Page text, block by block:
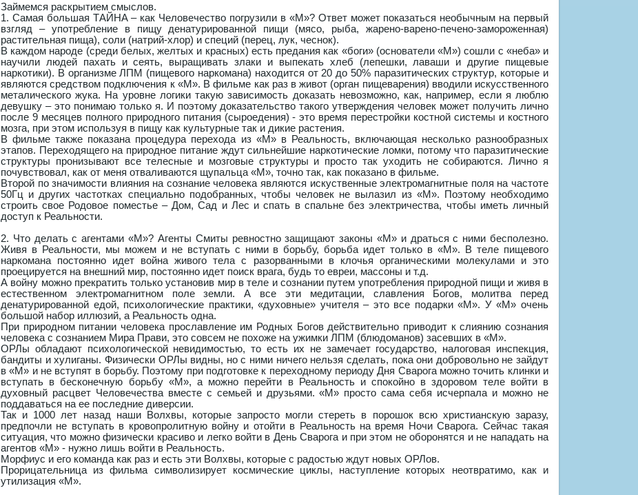
Займемся раскрытием смыслов.
1. Самая большая ТАЙНА – как Человечество погрузили в «М»? Ответ может показаться необычным на первый
взгляд – употребление в пищу денатурированной пищи (мясо, рыба, жарено-варено-печено-замороженная)
растительная пища), соли (натрий-хлор) и специй (перец, лук, чеснок).
В каждом народе (среди белых, желтых и красных) есть предания как «боги» (основатели «М») сошли с «неба» и
научили людей пахать и сеять, выращивать злаки и выпекать хлеб (лепешки, лаваши и другие пищевые
наркотики). В организме ЛПМ (пищевого наркомана) находится от 20 до 50% паразитических структур, которые и
являются средством подключения к «М». В фильме как раз в живот (орган пищеварения) вводили искусственного
металического жука. На уровне логики такую зависимость доказать невозможно, как, например, если я люблю
девушку – это понимаю только я. И поэтому доказательство такого утверждения человек может получить лично
после 9 месяцев полного природного питания (сыроедения) - это время перестройки костной системы и костного
мозга, при этом используя в пищу как культурные так и дикие растения.
В фильме также показана процедура перехода из «М» в Реальность, включающая несколько разнообразных
этапов. Переходящего на природное питание ждут сильнейшие наркотические ломки, потому что паразитические
структуры пронизывают все телесные и мозговые структуры и просто так уходить не собираются. Лично я
почувствовал, как от меня отваливаются щупальца «М», точно так, как показано в фильме.
Второй по значимости влияния на сознание человека являются искуственные электромагнитные поля на частоте
50Гц и других частотках специально подобранных, чтобы человек не вылазил из «М». Поэтому необходимо
строить свое Родовое поместье – Дом, Сад и Лес и спать в спальне без электричества, чтобы иметь личный
доступ к Реальности.
2. Что делать с агентами «М»? Агенты Смиты ревностно защищают законы «М» и драться с ними бесполезно.
Живя в Реальности, мы можем и не вступать с ними в борьбу, борьба идет только в «М». В теле пищевого
наркомана постоянно идет война живого тела с разорванными в клочья органическими молекулами и это
проецируется на внешний мир, постоянно идет поиск врага, будь то евреи, массоны и т.д.
А войну можно прекратить только установив мир в теле и сознании путем употребления природной пищи и живя в
естественном электромагнитном поле земли. А все эти медитации, славления Богов, молитва перед
денатурированной едой, психологические практики, «духовные» учителя – это все подарки «М». У «М» очень
большой набор иллюзий, а Реальность одна.
При природном питании человека прославление им Родных Богов действительно приводит к слиянию сознания
человека с сознанием Мира Прави, это совсем не похоже на ужимки ЛПМ (блюдоманов) засевших в «М».
ОРЛы обладают психологической невидимостью, то есть их не замечает государство, налоговая инспекция,
бандиты и хулиганы. Физически ОРЛы видны, но с ними ничего нельзя сделать, пока они добровольно не зайдут
в «М» и не вступят в борьбу. Поэтому при подготовке к переходному периоду Дня Сварога можно точить клинки и
вступать в бесконечную борьбу «М», а можно перейти в Реальность и спокойно в здоровом теле войти в
духовный расцвет Человечества вместе с семьей и друзьями. «М» просто сама себя исчерпала и можно не
поддаваться на ее последние диверсии.
Так и 1000 лет назад наши Волхвы, которые запросто могли стереть в порошок всю христианскую заразу,
предпочли не вступать в кровопролитную войну и отойти в Реальность на время Ночи Сварога. Сейчас такая
ситуация, что можно физически красиво и легко войти в День Сварога и при этом не оборонятся и не нападать на
агентов «М» - нужно лишь войти в Реальность.
Морфиус и его команда как раз и есть эти Волхвы, которые с радостью ждут новых ОРЛов.
Прорицательница из фильма символизирует космические циклы, наступление которых неотвратимо, как и
утилизация «М».